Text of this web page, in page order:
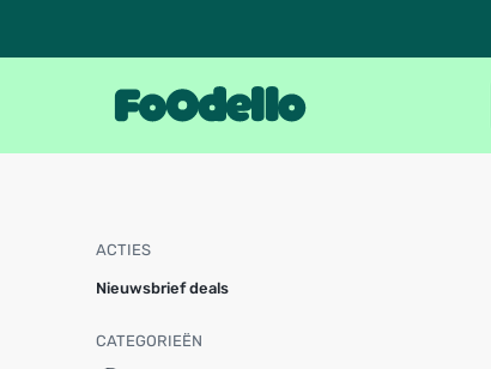
ACTIES
Nieuwsbrief deals
CATEGORIEËN